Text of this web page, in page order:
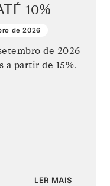
10%
de 2026
de 2026
partir de 15%.
LER MAIS